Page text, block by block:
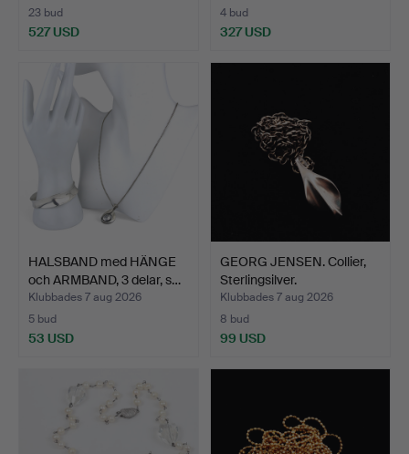
23 bud
527 USD
4 bud
327 USD
HALSBAND med HÄNGE
och ARMBAND, 3 delar, s…
Klubbades 7 aug 2026
5 bud
53 USD
GEORG JENSEN. Collier,
Sterlingsilver.
Klubbades 7 aug 2026
8 bud
99 USD